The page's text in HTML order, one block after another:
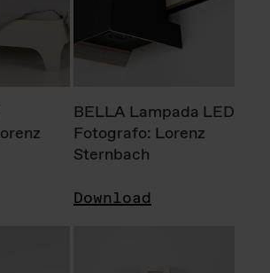
BELLA Lampada LED
Fotografo: Lorenz
Sternbach
Download